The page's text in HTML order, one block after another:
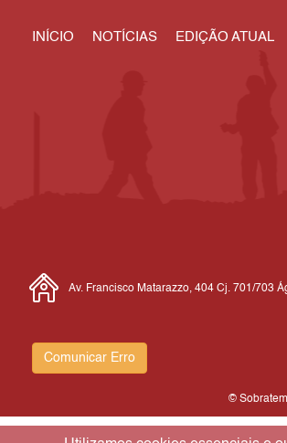
INÍCIO NOTÍCIAS EDIÇÃO ATUAL
Av. Francisco Matarazzo, 404 Cj. 701/703
Comunicar Erro
©